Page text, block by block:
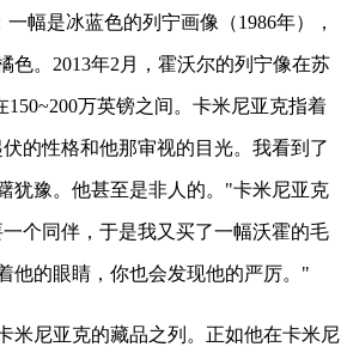
幅是冰蓝色的列宁画像（1986年），
色。2013年2月，霍沃尔的列宁像在苏
万英镑之间。卡米尼亚克指着
的性格和他那审视的目光。我看到了
犹豫。他甚至是非人的。"卡米尼亚克
个同伴，于是我又买了一幅沃霍的毛
他的眼睛，你也会发现他的严厉。"
米尼亚克的藏品之列。正如他在卡米尼